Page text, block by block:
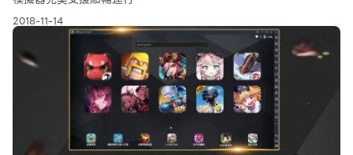
2018-11-14